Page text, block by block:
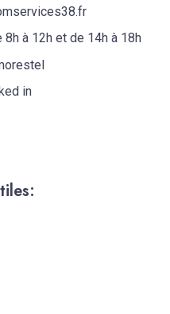
8h à 12h et de 14h à 18h
in